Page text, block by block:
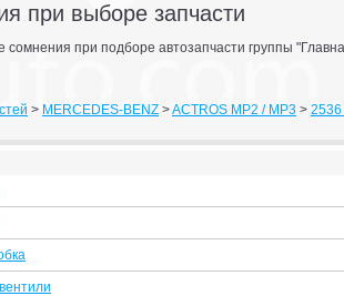
при выборе запчасти
сомнения при подборе автозапчасти группы
> MERCEDES-BENZ >ACTROS MP2 / MP3 > 2536